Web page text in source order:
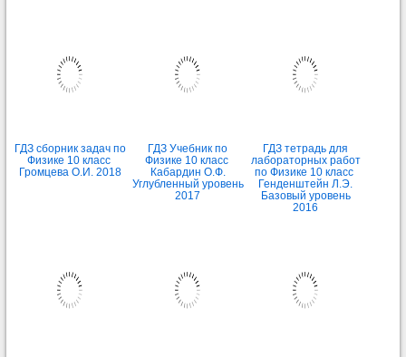
ГДЗ сборник задач по
Физике 10 класс
Громцева О.И. 2018
ГДЗ Учебник по
Физике 10 класс
Кабардин О.Ф.
Углубленный уровень
2017
ГДЗ тетрадь для
лабораторных работ
по Физике 10 класс
Генденштейн Л.Э.
Базовый уровень
2016